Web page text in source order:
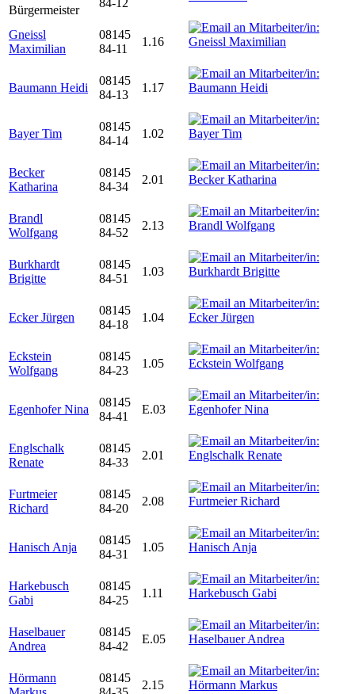
Bürgermeister
84-12
Gneissl
Maximilian
08145
84-11
1.16
Baumann Heidi
08145
84-13
1.17
Bayer Tim
08145
84-14
1.02
Becker
Katharina
08145
84-34
2.01
Brandl
Wolfgang
08145
84-52
2.13
Burkhardt
Brigitte
08145
84-51
1.03
Ecker Jürgen
08145
84-18
1.04
Eckstein
Wolfgang
08145
84-23
1.05
Egenhofer Nina
08145
84-41
E.03
Englschalk
Renate
08145
84-33
2.01
Furtmeier
Richard
08145
84-20
2.08
Hanisch Anja
08145
84-31
1.05
Harkebusch
Gabi
08145
84-25
1.11
Haselbauer
Andrea
08145
84-42
E.05
Hörmann
08145
2.15